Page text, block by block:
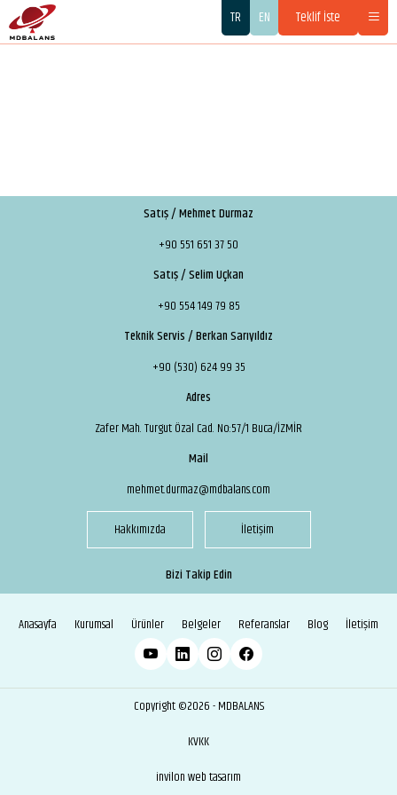
TR EN Teklif İste
Satış / Mehmet Durmaz
+90 551 651 37 50
Satış / Selim Uçkan
+90 554 149 79 85
Teknik Servis / Berkan Sarıyıldız
+90 (530) 624 99 35
Adres
Zafer Mah. Turgut Özal Cad. No:57/1 Buca/İZMİR
Mail
mehmet.durmaz@mdbalans.com
Hakkımızda İletişim
Bizi Takip Edin
Anasayfa Kurumsal Ürünler Belgeler Referanslar Blog İletişim
Copyright ©2026 - MDBALANS
KVKK
invilon web tasarım